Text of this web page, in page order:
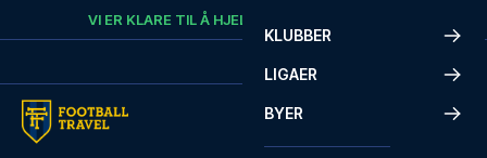
Skip to contentVI ER KLARE TIL Å HJELPE
KLUBBER
LIGAER
BYER